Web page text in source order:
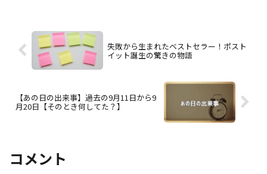
失敗から生まれたベストセラー！ポスト
イット誕生の驚きの物語
【あの日の出来事】過去の9月11日から9
月20日【そのとき何してた？】
コメント